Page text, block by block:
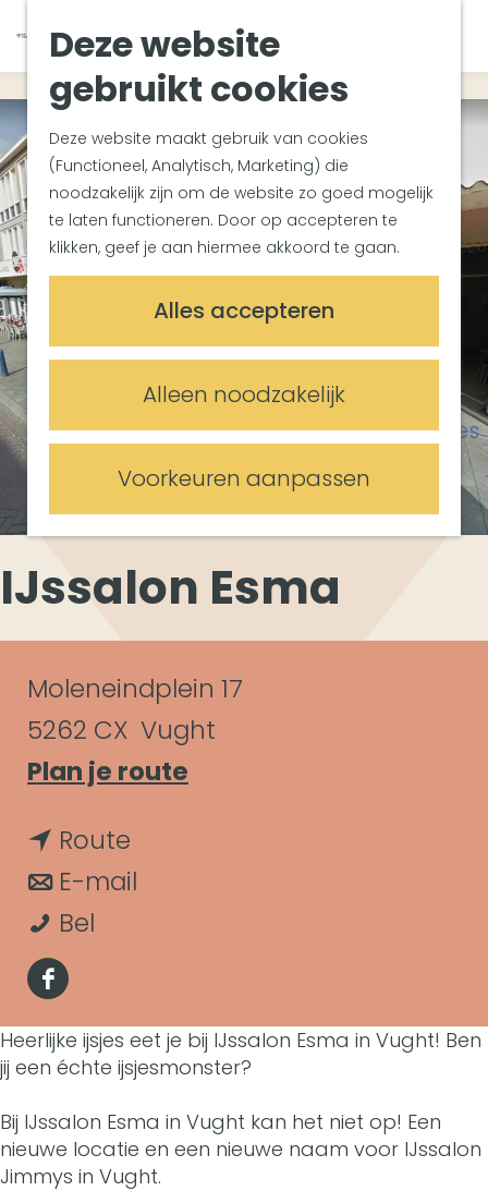
Deze website
gebruikt cookies
Deze website maakt gebruik van cookies
(Functioneel, Analytisch, Marketing) die
noodzakelijk zijn om de website zo goed mogelijk
te laten functioneren. Door op accepteren te
klikken, geef je aan hiermee akkoord te gaan.
Alles accepteren
Alleen noodzakelijk
Voorkeuren aanpassen
a
n
a
a
r
d
e
h
o
m
e
p
a
g
e
K
a
a
r
t
Z
o
e
k
e
n
M
e
u
Zuiderwaterlinie
Met groepen
Met kinderen
In de omgeving
Plan je bezoek
Bereikbaarheid
Overnachten
Plan op de kaart
Meetings & Events
Vergaderlocaties
Evenementenlocaties
IJssalon Esma
C
o
n
t
a
c
t
Moleneindplein 17
5262 CX Vught
Plan je route
s
s
l
Route
a
J
s
s
a
E-mail
I
s
s
Bel
s
l
o
F
a
c
e
b
Heerlijke ijsjes eet je bij IJssalon Esma in Vught! Ben
jij een échte ijsjesmonster?
Bij IJssalon Esma in Vught kan het niet op! Een
nieuwe locatie en een nieuwe naam voor IJssalon
Jimmys in Vught.